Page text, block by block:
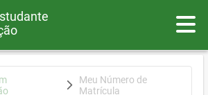
Meu Número de
Matrícula